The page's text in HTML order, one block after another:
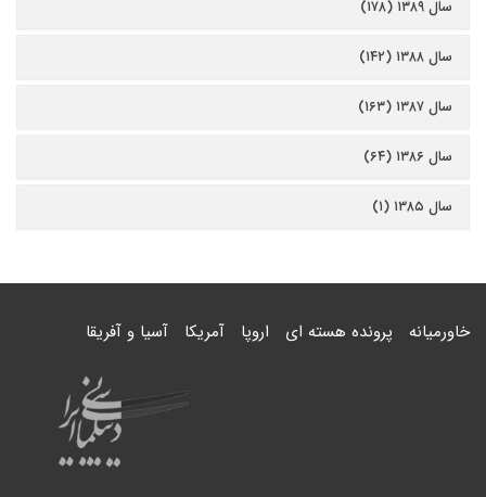
سال ۱۳۸۹ (۱۷۸)
سال ۱۳۸۸ (۱۴۲)
سال ۱۳۸۷ (۱۶۳)
سال ۱۳۸۶ (۶۴)
سال ۱۳۸۵ (۱)
خاورمیانه پرونده هسته ای اروپا آمریکا آسیا و آفریقا